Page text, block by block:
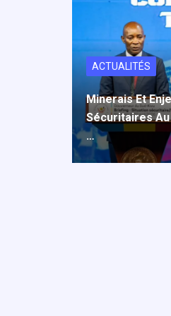
ACTUALITÉS
Minerais Et
Sécuritaires Au
…